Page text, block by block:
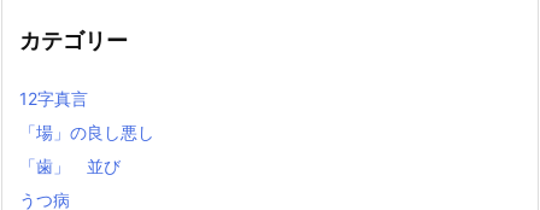
カテゴリー
12字真言
「場」の良し悪し
「歯」 並び
うつ病